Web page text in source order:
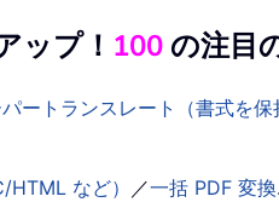
ップ！ 100 の注目
ートランスレート（書式を保
など） ／一括 PDF 変換